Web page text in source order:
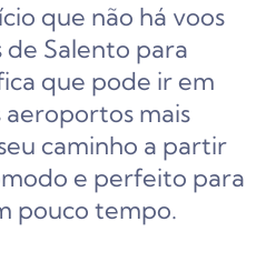
que não há voos
Salento para
que pode ir em
mais
caminho a partir
e perfeito para
pouco tempo.